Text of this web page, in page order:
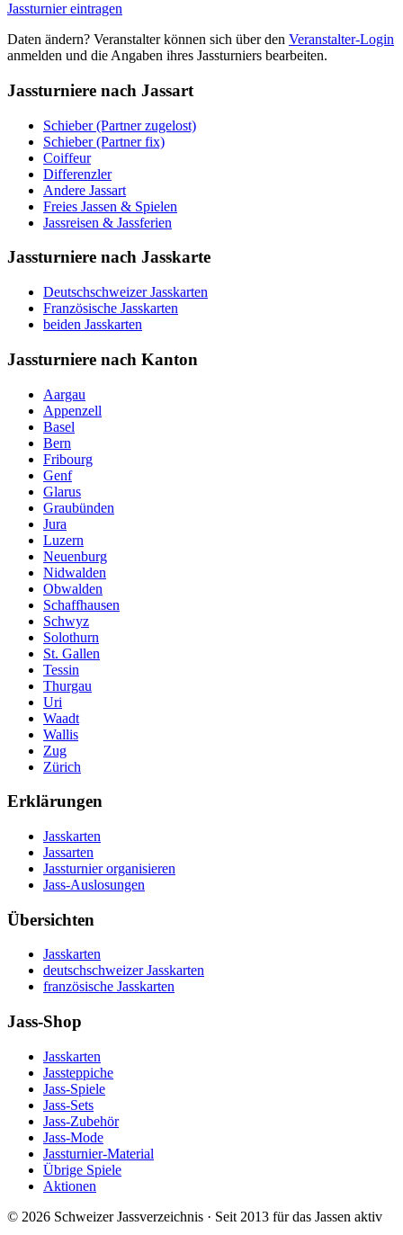
Jassturnier eintragen
Daten ändern? Veranstalter können sich über den Veranstalter-Login
anmelden und die Angaben ihres Jassturniers bearbeiten.
Jassturniere nach Jassart
Schieber (Partner zugelost)
Schieber (Partner fix)
Coiffeur
Differenzler
Andere Jassart
Freies Jassen & Spielen
Jassreisen & Jassferien
Jassturniere nach Jasskarte
Deutschschweizer Jasskarten
Französische Jasskarten
beiden Jasskarten
Jassturniere nach Kanton
Aargau
Appenzell
Basel
Bern
Fribourg
Genf
Glarus
Graubünden
Jura
Luzern
Neuenburg
Nidwalden
Obwalden
Schaffhausen
Schwyz
Solothurn
St. Gallen
Tessin
Thurgau
Uri
Waadt
Wallis
Zug
Zürich
Erklärungen
Jasskarten
Jassarten
Jassturnier organisieren
Jass-Auslosungen
Übersichten
Jasskarten
deutschschweizer Jasskarten
französische Jasskarten
Jass-Shop
Jasskarten
Jassteppiche
Jass-Spiele
Jass-Sets
Jass-Zubehör
Jass-Mode
Jassturnier-Material
Übrige Spiele
Aktionen
© 2026 Schweizer Jassverzeichnis · Seit 2013 für das Jassen aktiv